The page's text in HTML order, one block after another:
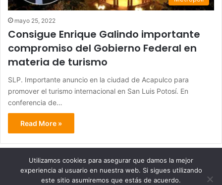
mayo 25, 2022
Consigue Enrique Galindo importante
compromiso del Gobierno Federal en
materia de turismo
SLP. Importante anuncio en la ciudad de Acapulco para
promover el turismo internacional en San Luis Potosí. En
conferencia de…
Read More »
© Copyright 2026, Todos los derechos reservados - Metrópoli
Utilizamos cookies para asegurar que damos la mejor
experiencia al usuario en nuestra web. Si sigues utilizando
este sitio asumiremos que estás de acuerdo.